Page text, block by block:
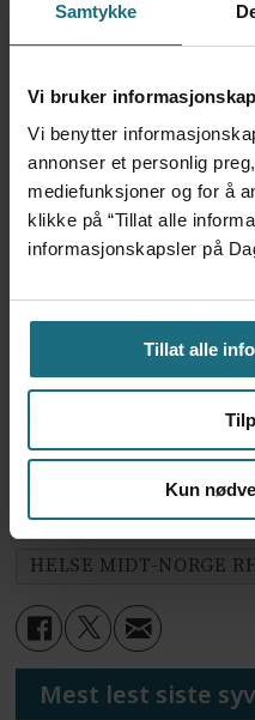
Samtykke
Vi bruker
Vi benytter
annonser et personlig
mediefunksjoner og for å
klikke på “Tillat alle
informasjonskapsler på
Tillat alle
Kun
et for lite land til å
sykehusene. Dersom
Danmark blir
helsemyndigheten i
Danmark, i oppgave
system, meldte
HELSE MØRE OG
ST. OLAVS HOSPITAL
HELSEPLATTFORMEN
HELSE NORD-
HELSE MIDT-NORGE
Mest lest siste